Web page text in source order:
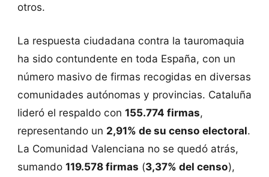
otros.
La respuesta ciudadana contra la tauromaquia
ha sido contundente en toda España, con un
número masivo de firmas recogidas en diversas
comunidades autónomas y provincias. Cataluña
lideró el respaldo con 155.774 firmas,
representando un 2,91% de su censo electoral.
La Comunidad Valenciana no se quedó atrás,
sumando 119.578 firmas (3,37% del censo),